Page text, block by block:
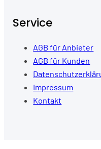
Service
AGB für Anbieter
AGB für Kunden
Impressum
Kontakt